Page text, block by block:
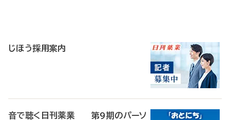
じほう採用案内
音で聴く日刊薬業 第9期のパーソ